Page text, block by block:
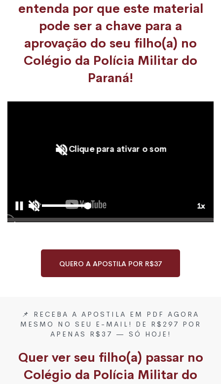
entenda por que este material
pode ser a chave para a
aprovação do seu filho(a) no
Colégio da Polícia Militar do
Paraná!
Clique para ativar o som
QUERO A APOSTILA POR R$37
📌 RECEBA A APOSTILA EM PDF AGORA
MESMO NO SEU E-MAIL! DE R$297 POR
APENAS R$37 — SÓ HOJE!
Quer ver seu filho(a) passar no
Colégio da Polícia Militar do